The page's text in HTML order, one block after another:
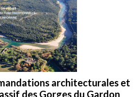
architecturales et
des Gorges du Gardon